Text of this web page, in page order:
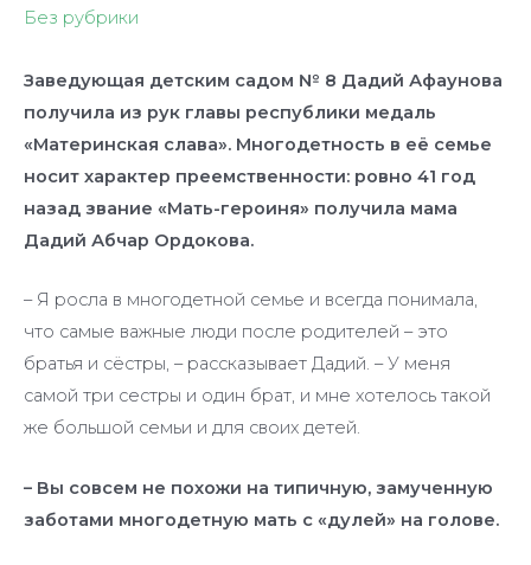
Без рубрики
Заведующая детским садом № 8 Дадий Афаунова
получила из рук главы республики медаль
«Материнская слава». Многодетность в её семье
носит характер преемственности: ровно 41 год
назад звание «Мать-героиня» получила мама
Дадий Абчар Ордокова.
– Я росла в многодетной семье и всегда понимала,
что самые важные люди после родителей – это
братья и сёстры, – рассказывает Дадий. – У меня
самой три сестры и один брат, и мне хотелось такой
же большой семьи и для своих детей.
– Вы совсем не похожи на типичную, замученную
заботами многодетную мать с «дулей» на голове.